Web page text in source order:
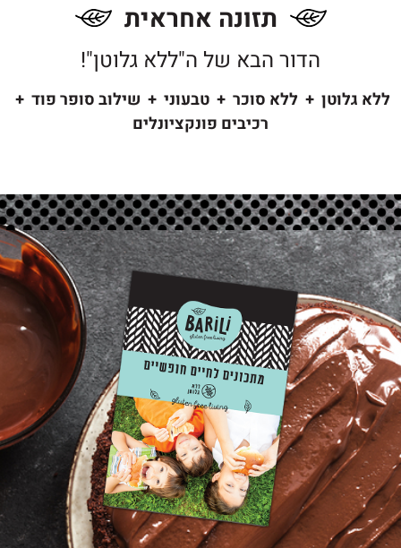
תזונה אחראית
הדור הבא של ה"ללא גלוטן"!
ללא גלוטן + ללא סוכר + טבעוני + שילוב סופר פוד +
רכיבים פונקציונלים